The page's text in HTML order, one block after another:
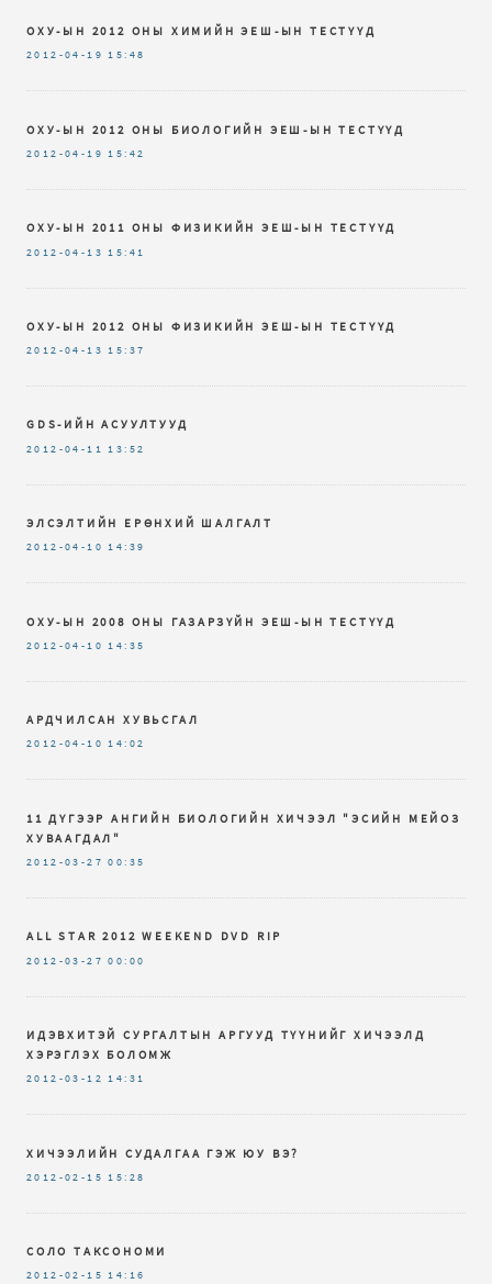
ОХУ-ЫН 2012 ОНЫ ХИМИЙН ЭЕШ-ЫН ТЕСТҮҮД
2012-04-19 15:48
ОХУ-ЫН 2012 ОНЫ БИОЛОГИЙН ЭЕШ-ЫН ТЕСТҮҮД
2012-04-19 15:42
ОХУ-ЫН 2011 ОНЫ ФИЗИКИЙН ЭЕШ-ЫН ТЕСТҮҮД
2012-04-13 15:41
ОХУ-ЫН 2012 ОНЫ ФИЗИКИЙН ЭЕШ-ЫН ТЕСТҮҮД
2012-04-13 15:37
GDS-ИЙН АСУУЛТУУД
2012-04-11 13:52
ЭЛСЭЛТИЙН ЕРӨНХИЙ ШАЛГАЛТ
2012-04-10 14:39
ОХУ-ЫН 2008 ОНЫ ГАЗАРЗҮЙН ЭЕШ-ЫН ТЕСТҮҮД
2012-04-10 14:35
АРДЧИЛСАН ХУВЬСГАЛ
2012-04-10 14:02
11 ДҮГЭЭР АНГИЙН БИОЛОГИЙН ХИЧЭЭЛ "ЭСИЙН МЕЙОЗ
ХУВААГДАЛ"
2012-03-27 00:35
ALL STAR 2012 WEEKEND DVD RIP
2012-03-27 00:00
ИДЭВХИТЭЙ СУРГАЛТЫН АРГУУД ТҮҮНИЙГ ХИЧЭЭЛД
ХЭРЭГЛЭХ БОЛОМЖ
2012-03-12 14:31
ХИЧЭЭЛИЙН СУДАЛГАА ГЭЖ ЮУ ВЭ?
2012-02-15 15:28
СОЛО ТАКСОНОМИ
2012-02-15 14:16